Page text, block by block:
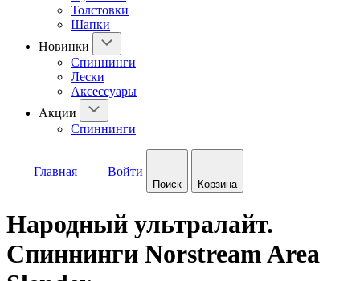
Толстовки
Шапки
Новинки
Спиннинги
Лески
Аксессуары
Акции
Спиннинги
Главная Войти
Поиск Корзина
Народный ультралайт.
Спиннинги Norstream Area